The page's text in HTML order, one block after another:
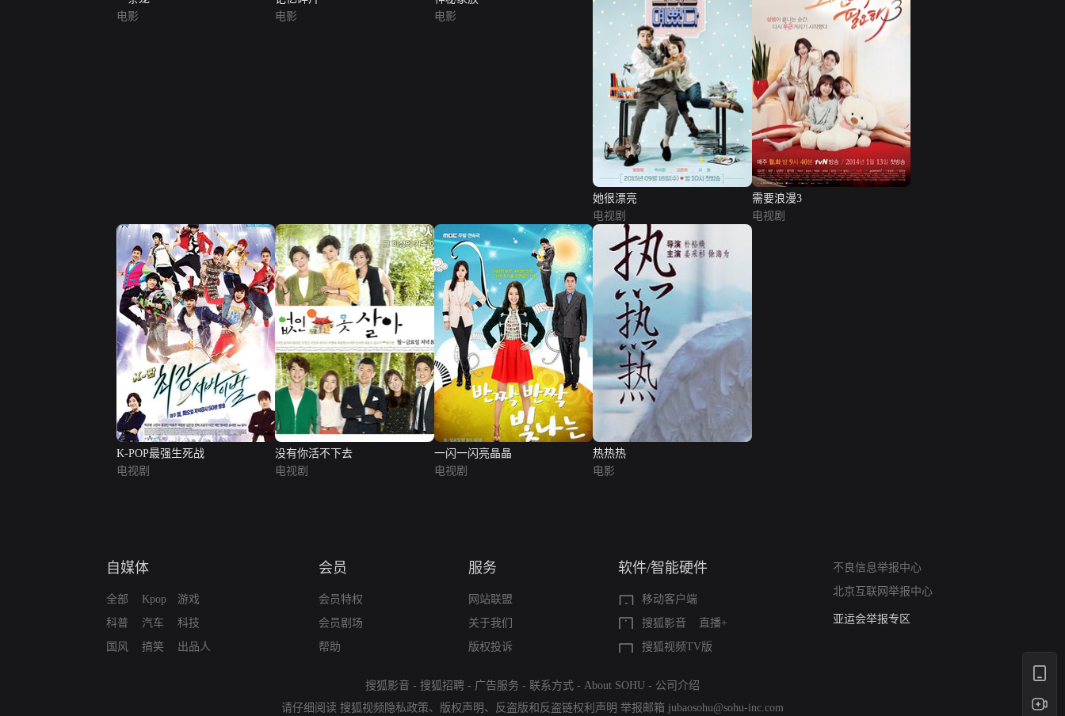
电影
电影
电影
她很漂亮
电视剧
需要浪漫3
电视剧
K-POP最强生死战
电视剧
没有你活不下去
电视剧
一闪一闪亮晶晶
电视剧
热热热
电影
自媒体
全部
科普
国风
Kpop
汽车
搞笑
游戏
科技
出品人
会员
会员特权
会员剧场
帮助
服务
网站联盟
关于我们
版权投诉
软件/智能硬件
移动客户端
搜狐影音
直播+
搜狐视频TV版
不良信息举报中心
北京互联网举报中心
算法推荐专项举报
亚运会举报专区
搜狐影音 - 搜狐招聘 - 广告服务 - 联系方式 - About SOHU - 公司介绍
请仔细阅读 搜狐视频隐私政策、 版权声明 、 反盗版和反盗链权利声明 举报邮箱 jubaosohu@sohu-inc.com